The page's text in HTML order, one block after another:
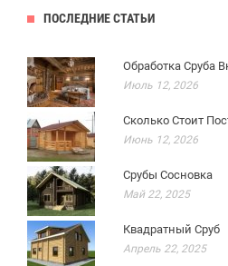
ПОСЛЕДНИЕ СТАТЬИ
Обработка Сруба
Июль 12, 2026
Сколько Стоит
Июнь 12, 2026
Срубы Сосновка
Май 22, 2025
Квадратный Сруб
Апрель 22, 2025